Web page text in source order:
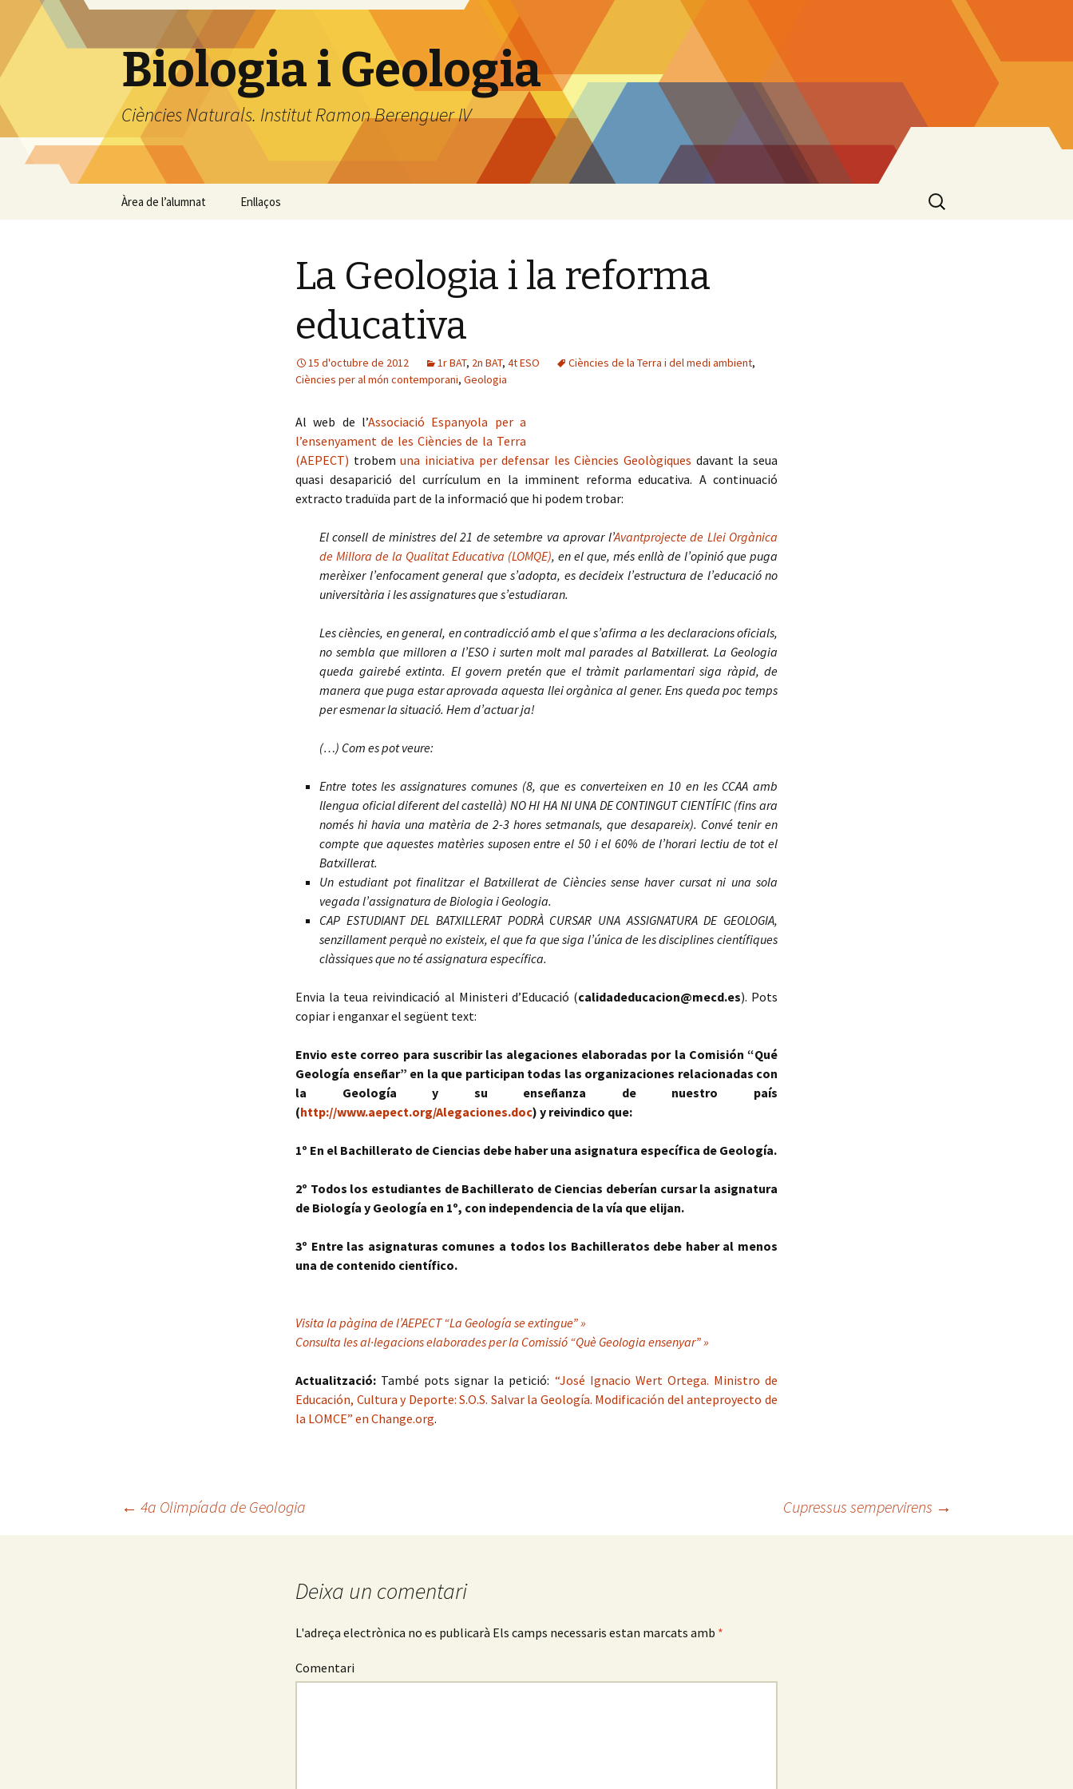
Biologia i Geologia
Ciències Naturals. Institut Ramon Berenguer IV
Vés
Àrea de l’alumnat Enllaços Cerca:
La Geologia i la reforma
educativa
15 d'octubre de 2012 1r BAT, 2n BAT, 4t ESO Ciències de la Terra i del medi ambient,
Ciències per al món contemporani, Geologia
Al web de l’Associació Espanyola per a
l’ensenyament de les Ciències de la Terra
(AEPECT) trobemuna iniciativa per defensar les Ciències Geològiques davant la seua
quasi desaparició del currículum en la imminent reforma educativa. A continuació
extracto traduïda part de la informació que hi podem trobar:
El consell de ministres del 21 de setembre va aprovar l’Avantprojecte de Llei Orgànica
de Millora de la Qualitat Educativa (LOMQE), en el que, més enllà de l’opinió que puga
merèixer l’enfocament general que s’adopta, es decideix l’estructura de l’educació no
universitària i les assignatures que s’estudiaran.
Les ciències, en general, en contradicció amb el que s’afirma a les declaracions oficials,
no sembla que milloren a l’ESO i surten molt mal parades al Batxillerat. La Geologia
queda gairebé extinta. El govern pretén que el tràmit parlamentari siga ràpid, de
manera que puga estar aprovada aquesta llei orgànica al gener. Ens queda poc temps
per esmenar la situació. Hem d’actuar ja!
(…) Com es pot veure:
Entre totes les assignatures comunes (8, que es converteixen en 10 en les CCAA amb
llengua oficial diferent del castellà) NO HI HA NI UNA DE CONTINGUT CIENTÍFIC (fins ara
només hi havia una matèria de 2-3 hores setmanals, que desapareix). Convé tenir en
compte que aquestes matèries suposen entre el 50 i el 60% de l’horari lectiu de tot el
Batxillerat.
Un estudiant pot finalitzar el Batxillerat de Ciències sense haver cursat ni una sola
vegada l’assignatura de Biologia i Geologia.
CAP ESTUDIANT DEL BATXILLERAT PODRÀ CURSAR UNA ASSIGNATURA DE GEOLOGIA,
senzillament perquè no existeix, el que fa que siga l’única de les disciplines científiques
clàssiques que no té assignatura específica.
Envia la teua reivindicació al Ministeri d’Educació (calidadeducacion@mecd.es). Pots
copiar i enganxar el següent text:
Envio este correo para suscribir las alegaciones elaboradas por la Comisión “Qué
Geología enseñar” en la que participan todas las organizaciones relacionadas con
la Geología y su enseñanza de nuestro país
(http://www.aepect.org/Alegaciones.doc) y reivindico que:
1º En el Bachillerato de Ciencias debe haber una asignatura específica de Geología.
2º Todos los estudiantes de Bachillerato de Ciencias deberían cursar la asignatura
de Biología y Geología en 1º, con independencia de la vía que elijan.
3º Entre las asignaturas comunes a todos los Bachilleratos debe haber al menos
una de contenido científico.
Visita la pàgina de l’AEPECT “La Geología se extingue” »
Consulta les al·legacions elaborades per la Comissió “Què Geologia ensenyar” »
Actualització: També pots signar la petició: “José Ignacio Wert Ortega. Ministro de
Educación, Cultura y Deporte: S.O.S. Salvar la Geología. Modificación del anteproyecto de
la LOMCE” en Change.org.
Navegació
← 4a Olimpíada de Geologia Cupressus sempervirens →
Deixa un comentari
L'adreça electrònica no es publicarà Els camps necessaris estan marcats amb *
Comentari